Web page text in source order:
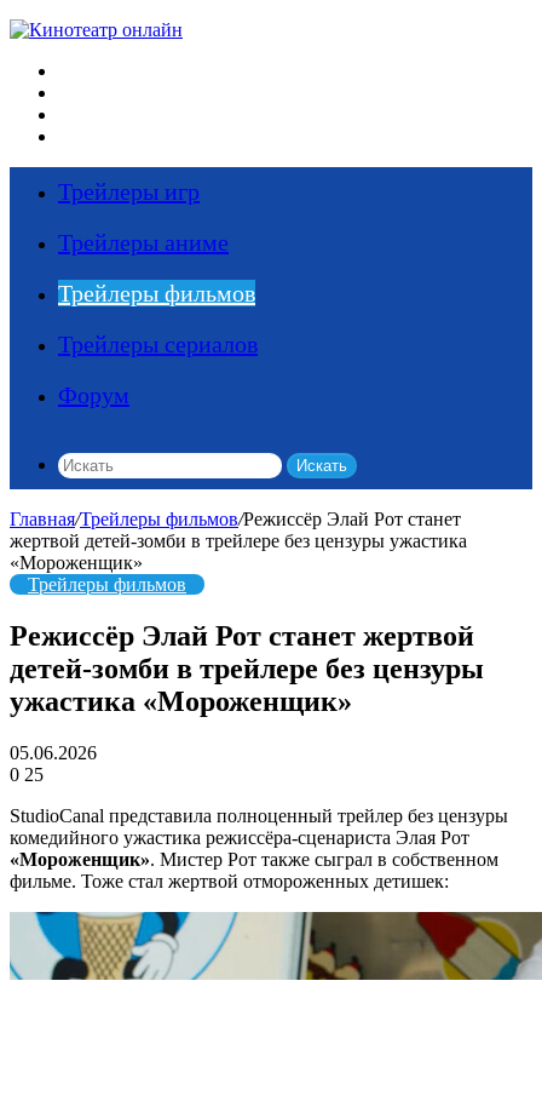
Трейлеры игр
Трейлеры аниме
Трейлеры фильмов
Трейлеры сериалов
Форум
Искать
Главная/Трейлеры фильмов/Режиссёр Элай Рот станет
жертвой детей-зомби в трейлере без цензуры ужастика
«Мороженщик»
Трейлеры фильмов
Режиссёр Элай Рот станет жертвой
детей-зомби в трейлере без цензуры
ужастика «Мороженщик»
05.06.2026
0 25
StudioCanal представила полноценный трейлер без цензуры
комедийного ужастика режиссёра-сценариста Элая Рот
«Мороженщик». Мистер Рот также сыграл в собственном
фильме. Тоже стал жертвой отмороженных детишек: